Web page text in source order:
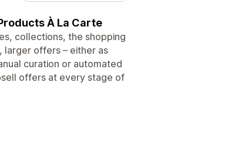
À La Carte
collections, the shopping
larger offers – either as
curation or automated
offers at every stage of